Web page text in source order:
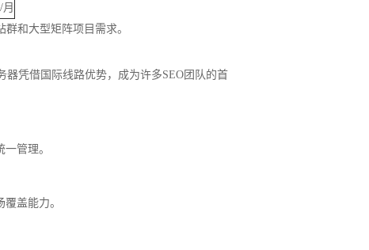
月
和大型矩阵项目需求。
器凭借国际线路优势，成为许多SEO团队的首
管理。
盖能力。